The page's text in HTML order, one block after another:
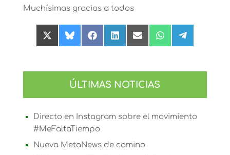
Muchísimas gracias a todos
Compartir
en
Compartir
en
Compartir
en
Compartir
en
Compartir
en
Compartir
en
Compartir
en
ÚLTIMAS NOTICIAS
Directo en Instagram sobre el movimiento
#MeFaltaTiempo
Nueva MetaNews de camino